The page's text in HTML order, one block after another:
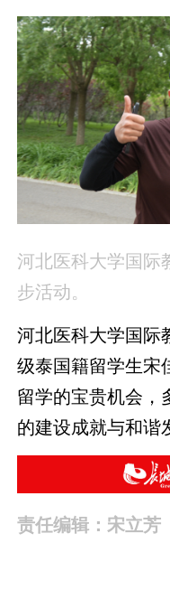
河北医科大学国际
步活动。
河北医科大学国际
级泰国籍留学生宋
留学的宝贵机会，
的建设成就与和谐
责任编辑：宋立芳